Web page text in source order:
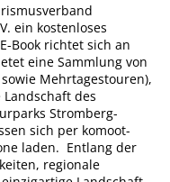
Weinberge
Klima
ein kostenloses
Book richtet sich an
eine Sammlung von
Mehrtagestouren),
des
Stromberg-
sich per komoot-
laden. Entlang der
regionale